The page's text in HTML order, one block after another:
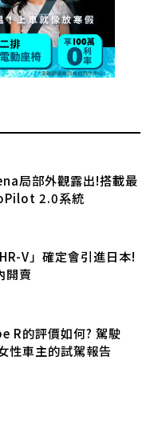
」「small
載「Porsche等級
」是什麼呢